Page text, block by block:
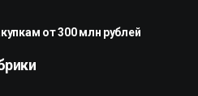
от 300 млн рублей